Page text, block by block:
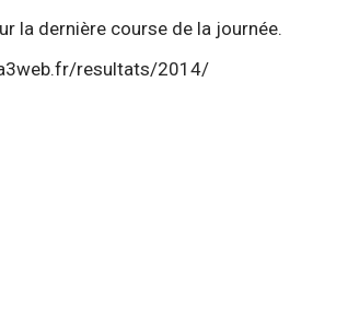
la dernière course de la journée.
resultats/2014/